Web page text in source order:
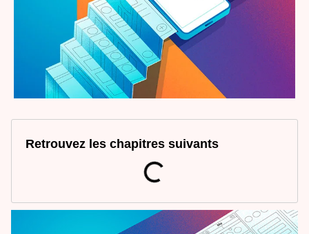
Retrouvez les chapitres suivants